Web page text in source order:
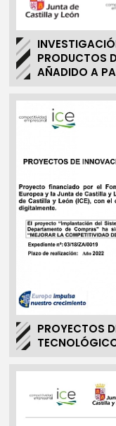
PRODUCTOS
AÑADIDO A
PROYECTOS